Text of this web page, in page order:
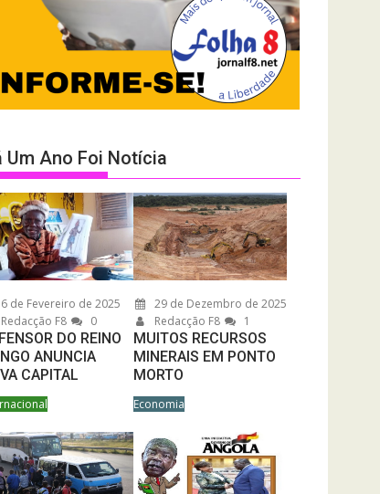
Um Ano Foi Notícia
6 de Fevereiro de 2025
Redacção F8
0
DO REINO
ANUNCIA
CAPITAL
29 de Dezembro de 2025
Redacção F8
1
MUITOS RECURSOS
MINERAIS EM PONTO
MORTO
Economia